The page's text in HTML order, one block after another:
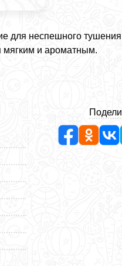
для неспешного
мягким и ароматным.